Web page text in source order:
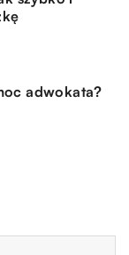
adwokata?